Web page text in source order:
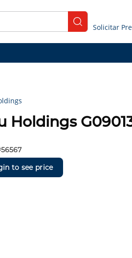
submit search
Holdings
56567
to see price